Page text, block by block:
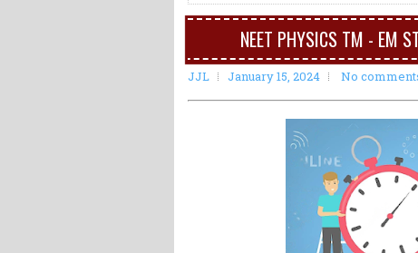
NEET PHYSICS TM - EM
JJL January 15, 2024 No